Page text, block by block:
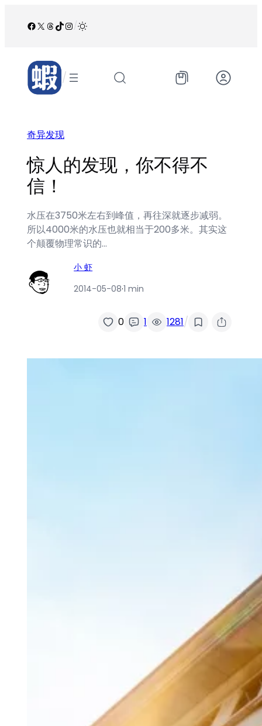
Facebook
X Threads
TikTok
Instagram
/
/
奇异发现
惊人的发现，你不得不
信！
水压在3750米左右到峰值，再往深就逐步减弱。
所以4000米的水压也就相当于200多米。其实这
个颠覆物理常识的…
小 虾
2014-05-08·1 min
0 1 1281/